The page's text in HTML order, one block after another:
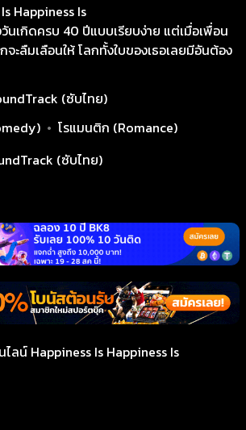
Happiness Is
นเกิดครบ 40 ปีแบบเรียบง่าย แต่เมื่อเพื่อน
ะลืมเลือนให้ โลกทั้งใบของเธอเลยมีอันต้อง
(ซับไทย)
• โรแมนติก (Romance)
(ซับไทย)
ลน์ Happiness Is Happiness Is